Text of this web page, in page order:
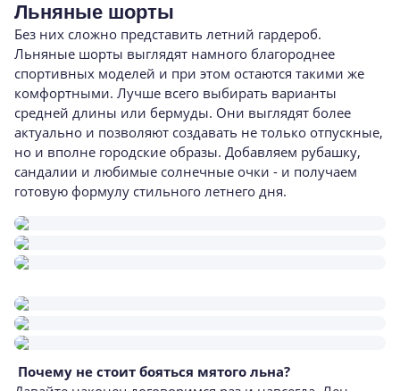
Льняные шорты
Без них сложно представить летний гардероб.
Льняные шорты выглядят намного благороднее
спортивных моделей и при этом остаются такими же
комфортными. Лучше всего выбирать варианты
средней длины или бермуды. Они выглядят более
актуально и позволяют создавать не только отпускные,
но и вполне городские образы. Добавляем рубашку,
сандалии и любимые солнечные очки - и получаем
готовую формулу стильного летнего дня.
Почему не стоит бояться мятого льна?